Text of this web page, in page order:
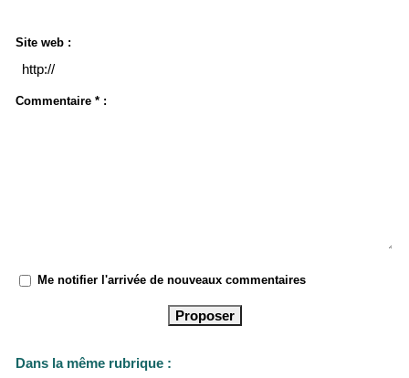
Site web :
Commentaire * :
Me notifier l'arrivée de nouveaux commentaires
Dans la même rubrique :